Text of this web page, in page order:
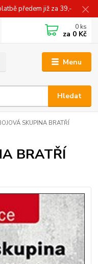
předem již za 39,-
Menu
Hledat
0 ks
za 0 Kč
SKUPINA BRATŘÍ
BRATŘÍ